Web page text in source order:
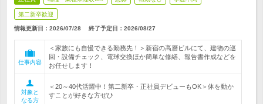
第二新卒歓迎
情報更新日：2026/07/28 終了予定日： 2026/08/27
仕事内容
＜家族にも自慢できる勤務先！＞新宿の高層ビルにて、建物の巡
回・設備チェック、電球交換ほか簡単な修繕、報告書作成などを
お任せします！
対象と
なる方
＜20～40代活躍中！第二新卒・正社員デビューもOK＞体を動か
すことが好きな方ぜひ